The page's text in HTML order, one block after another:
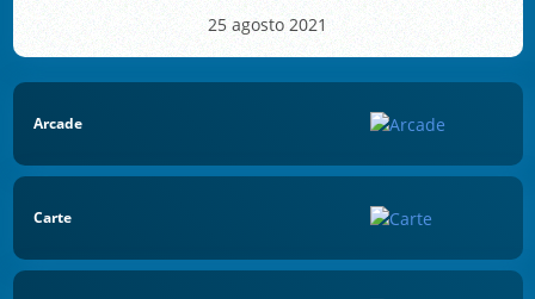
25 agosto 2021
Arcade
Carte